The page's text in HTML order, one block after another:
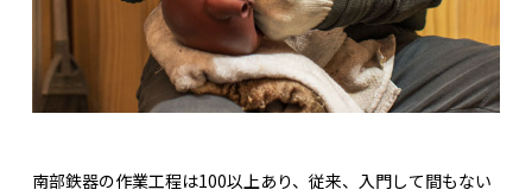
南部鉄器の作業工程は100以上あり、従来、入門して間もない